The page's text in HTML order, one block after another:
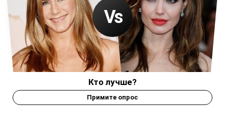
Кто лучше?
Примите опрос